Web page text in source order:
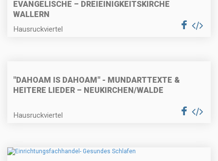
EVANGELISCHE – DREIEINIGKEITSKIRCHE
WALLERN
Hausruckviertel
"DAHOAM IS DAHOAM" - MUNDARTTEXTE &
HEITERE LIEDER – NEUKIRCHEN/WALDE
Hausruckviertel